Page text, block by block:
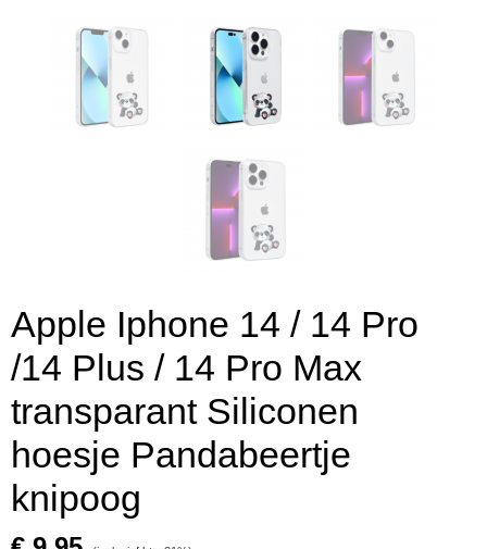
Apple Iphone 14 / 14 Pro
/14 Plus / 14 Pro Max
transparant Siliconen
hoesje Pandabeertje
knipoog